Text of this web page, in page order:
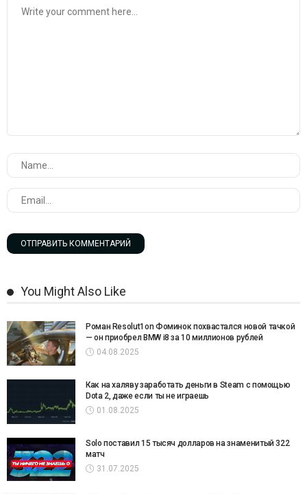
You Might Also Like
Роман Resolut1on Фоминок похвастался новой тачкой
— он приобрел BMW i8 за 10 миллионов рублей
04.08.2025
Как на халяву заработать деньги в Steam с помощью
Dota 2, даже если ты не играешь
01.08.2025
Solo поставил 15 тысяч долларов на знаменитый 322
матч
31.07.2025